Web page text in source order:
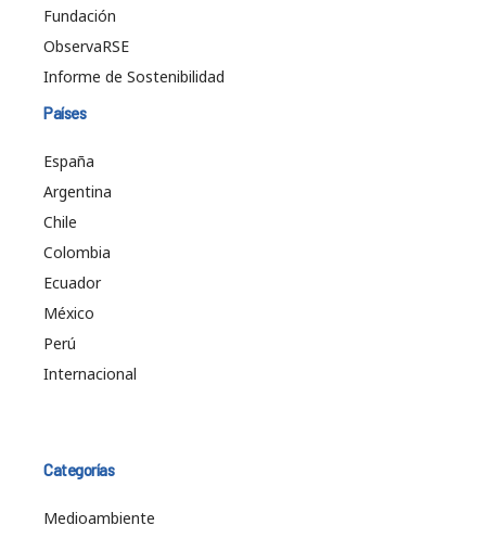
Fundación
ObservaRSE
Informe de Sostenibilidad
Países
España
Argentina
Chile
Colombia
Ecuador
México
Perú
Internacional
Categorías
Medioambiente